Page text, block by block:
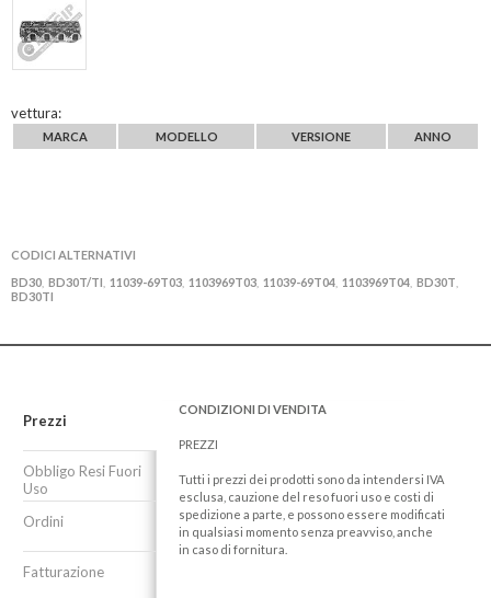
vettura:
MARCA MODELLO VERSIONE ANNO
CODICI ALTERNATIVI
BD30 BD30T/TI 11039-69T03 1103969T03 11039-69T04 1103969T04 BD30T
BD30TI
Prezzi
Obbligo Resi Fuori
Uso
Ordini
Fatturazione
CONDIZIONI DI VENDITA
PREZZI
Tutti i prezzi dei prodotti sono da intendersi IVA
esclusa, cauzione del reso fuori uso e costi di
spedizione a parte, e possono essere modificati
in qualsiasi momento senza preavviso, anche
in caso di fornitura.